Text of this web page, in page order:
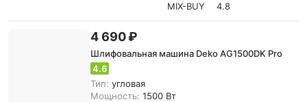
MIX-BUY
4.8
4 690 ₽
Шлифовальная машина Deko AG1500DK Pro
4.6
Тип: угловая
Мощность: 1500 Вт